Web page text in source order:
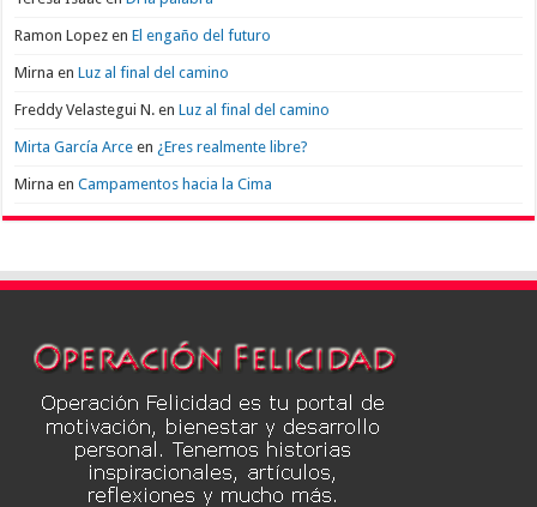
Ramon Lopez enEl engaño del futuro
Mirna enLuz al final del camino
Freddy Velastegui N. enLuz al final del camino
Mirta García Arce en ¿Eres realmente libre?
Mirna enCampamentos hacia la Cima